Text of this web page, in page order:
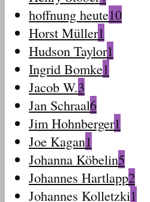
hoffnung heute10
Horst Müller1
Hudson Taylor1
Ingrid Bomke1
Jacob W.3
Jan Schraal6
Jim Hohnberger1
Joe Kagan1
Johanna Köbelin5
Johannes Hartlapp2
Johannes Kolletzki1